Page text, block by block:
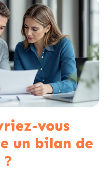
vous
un bilan de